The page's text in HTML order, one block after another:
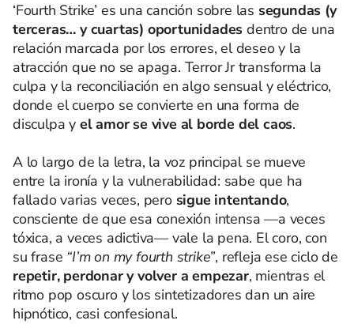
‘Fourth Strike’ es una canción sobre las segundas (y
terceras… y cuartas) oportunidades dentro de una
relación marcada por los errores, el deseo y la
atracción que no se apaga. Terror Jr transforma la
culpa y la reconciliación en algo sensual y eléctrico,
donde el cuerpo se convierte en una forma de
disculpa y el amor se vive al borde del caos.
A lo largo de la letra, la voz principal se mueve
entre la ironía y la vulnerabilidad: sabe que ha
fallado varias veces, pero sigue intentando,
consciente de que esa conexión intensa —a veces
tóxica, a veces adictiva— vale la pena. El coro, con
su frase “I’m on my fourth strike”, refleja ese ciclo de
repetir, perdonar y volver a empezar, mientras el
ritmo pop oscuro y los sintetizadores dan un aire
hipnótico, casi confesional.